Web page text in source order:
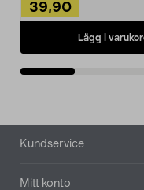
39,90
Lägg i
Sidfot
Kundservice
Mitt konto